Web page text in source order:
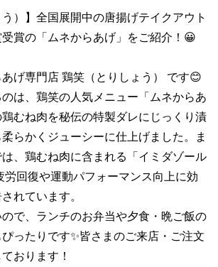
う）】全国展開中の唐揚げテイクアウト
賞の「ムネからあげ」をご紹介！😀
げ専門店 鶏笑（とりしょう） です😊
は、鶏笑の人気メニュー「ムネからあ
むね肉を秘伝の特製ダレにじっくり漬
らかくジューシーに仕上げました。ま
、鶏むね肉に含まれる「イミダゾール
労回復や運動パフォーマンス向上に効
れています。
で、ランチのお弁当や夕食・晩ご飯の
ったりです✨皆さまのご来店・ご注文
おります！